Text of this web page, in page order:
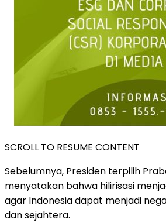
SCROLL TO RESUME CONTENT
Sebelumnya, Presiden terpilih
menyatakan bahwa hilirisasi
agar Indonesia dapat menjadi
dan sejahtera.